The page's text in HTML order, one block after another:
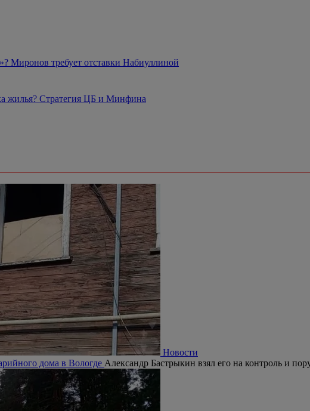
Миронов требует отставки Набиуллиной
жилья? Стратегия ЦБ и Минфина
Новости
дома в Вологде Александр Бастрыкин взял его на контроль и